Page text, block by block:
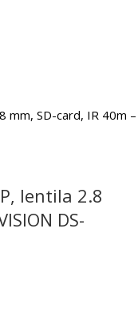
lentila 2.8
DS-